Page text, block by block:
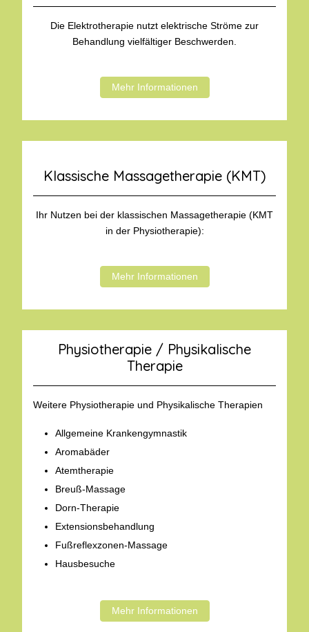
Die Elektrotherapie nutzt elektrische Ströme zur
Behandlung vielfältiger Beschwerden.
Mehr Informationen
Klassische Massagetherapie (KMT)
Ihr Nutzen bei der klassischen Massagetherapie (KMT
in der Physiotherapie):
Mehr Informationen
Physiotherapie / Physikalische
Therapie
Weitere Physiotherapie und Physikalische Therapien
Allgemeine Krankengymnastik
Aromabäder
Atemtherapie
Breuß-Massage
Dorn-Therapie
Extensionsbehandlung
Fußreflexzonen-Massage
Hausbesuche
Mehr Informationen